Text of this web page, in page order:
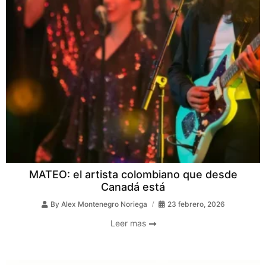
MATEO: el artista colombiano que desde
Canadá está
By Alex Montenegro Noriega 23 febrero, 2026
Leer mas